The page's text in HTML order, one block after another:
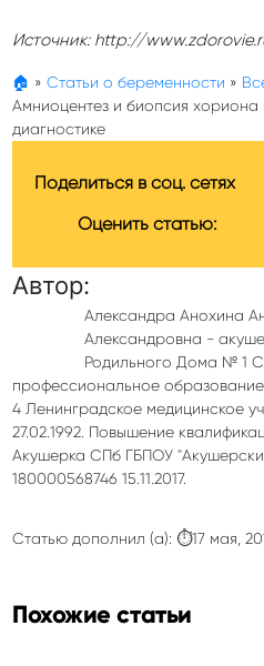
Источник: http://
🏠 » Статьи о беременности »
Амниоцентез и биопсия
диагностике
Поделиться в соц. сетях
Оценить статью:
Автор:
Александра Анохина
Александровна -
Родильного Дома № 1
профессиональное
4 Ленинградское медицинское
27.02.1992. Повышение
Акушерка СПб ГБПОУ
180000568746 15.11.2017.
Статью дополнил (а): ⏱17 мая,
Похожие статьи